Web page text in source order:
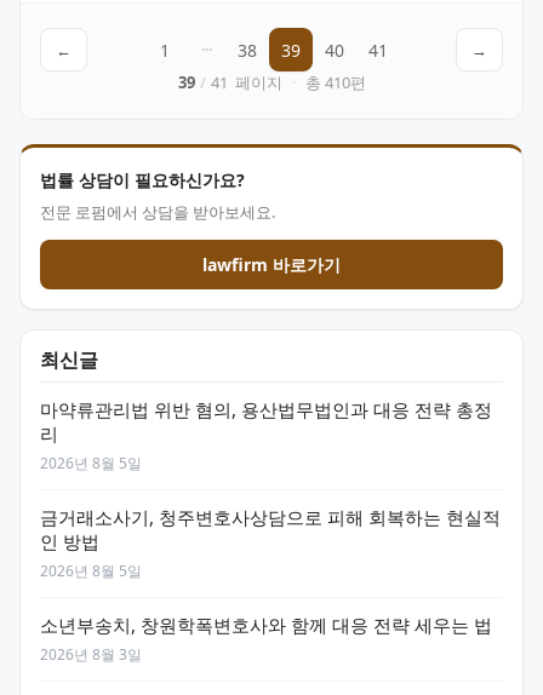
← 1 ··· 38 39 40 41
→
39 / 41 페이지 · 총 410편
법률 상담이 필요하신가요?
전문 로펌에서 상담을 받아보세요.
lawfirm 바로가기
최신글
마약류관리법 위반 혐의, 용산법무법인과 대응 전략 총정
리
2026년 8월 5일
금거래소사기, 청주변호사상담으로 피해 회복하는 현실적
인 방법
2026년 8월 5일
소년부송치, 창원학폭변호사와 함께 대응 전략 세우는 법
2026년 8월 3일